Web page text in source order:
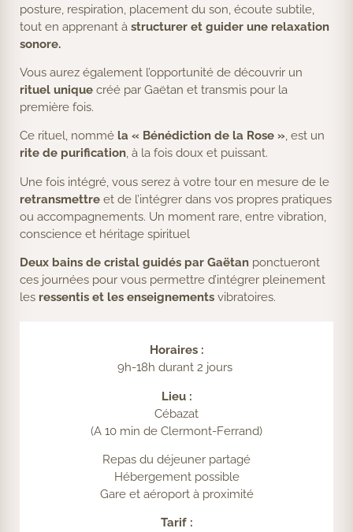
posture, respiration, placement du son, écoute subtile,
tout en apprenant à structurer et guider une relaxation
sonore.
Vous aurez également l’opportunité de découvrir un
rituel unique créé par Gaëtan et transmis pour la
première fois.
Ce rituel, nommé la « Bénédiction de la Rose », est un
rite de purification, à la fois doux et puissant.
Une fois intégré, vous serez à votre tour en mesure de le
retransmettre et de l’intégrer dans vos propres pratiques
ou accompagnements. Un moment rare, entre vibration,
conscience et héritage spirituel
Deux bains de cristal guidés par Gaëtan ponctueront
ces journées pour vous permettre d’intégrer pleinement
les ressentis et les enseignements vibratoires.
Horaires :
9h-18h durant 2 jours
Lieu :
Cébazat
(A 10 min de Clermont-Ferrand)
Repas du déjeuner partagé
Hébergement possible
Gare et aéroport à proximité
Tarif :